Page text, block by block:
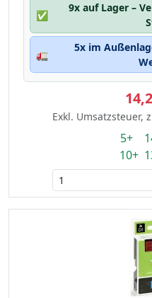
✅
9x auf Lager –
🚛
5x im
Exkl. Umsatzsteuer,
5+
10+